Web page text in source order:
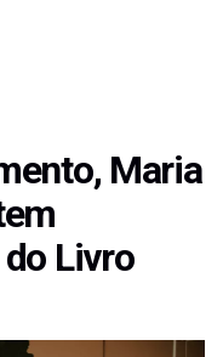
Maria
Livro